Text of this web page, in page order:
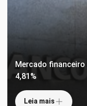
Mercado
4,81%
Leia mais